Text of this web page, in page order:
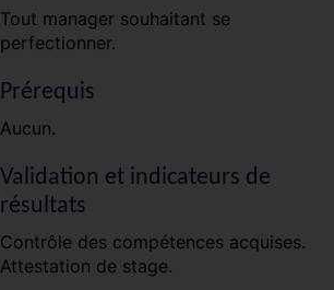
Tout manager souhaitant se
perfectionner.
Prérequis
Aucun.
Validation et indicateurs de
résultats
Contrôle des compétences acquises.
Attestation de stage.